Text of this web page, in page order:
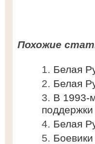
Похожие
Белая
Белая
В 1993-
Белая